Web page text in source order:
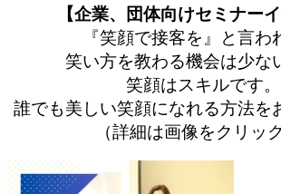
【企業、団体向けセミナーイ
『笑顔で接客を』と言わ
笑い方を教わる機会は少な
笑顔はスキルです。
誰でも美しい笑顔になれる方法を
（詳細は画像をクリック